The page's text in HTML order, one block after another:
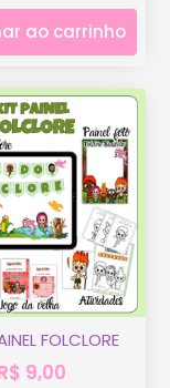
ao carrinho
FOLCLORE
9,00